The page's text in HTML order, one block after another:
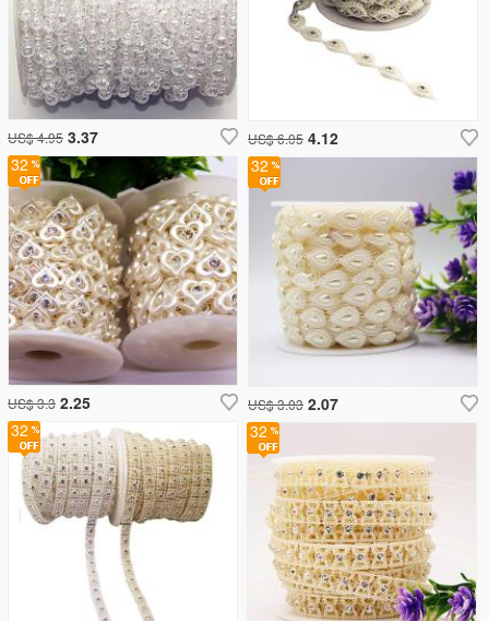
US$ 4.95 3.37 US$ 6.05 4.12
32
US$ 3.3 2.25
32
US$ 3.03 2.07
32
32